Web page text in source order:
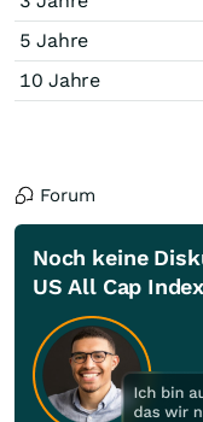
5 Jahre
10 Jahre
Forum
Noch keine
US All Cap